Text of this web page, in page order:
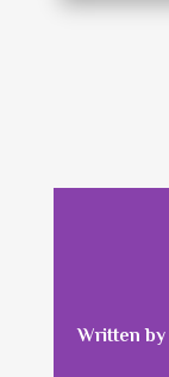
Written by